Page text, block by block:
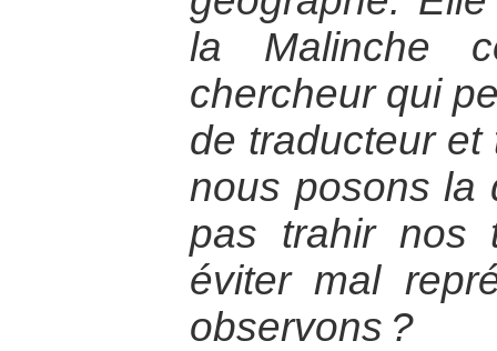
la Malinche
chercheur qui
de traducteur
nous posons la
pas trahir nos
éviter mal
observons ?